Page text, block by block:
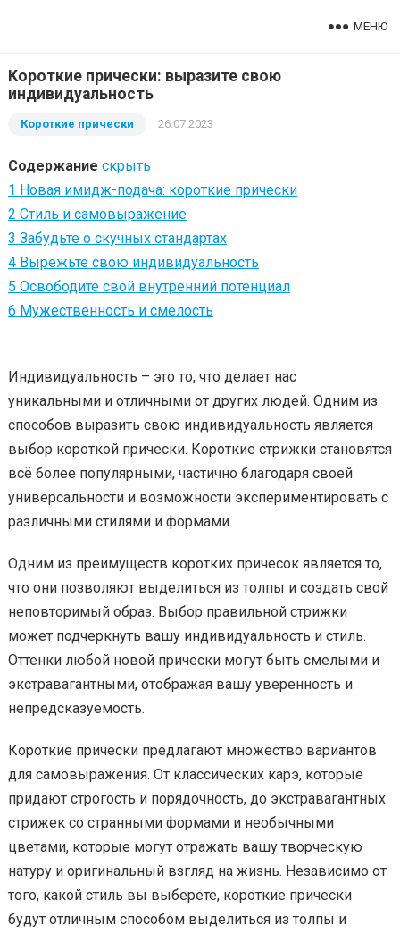
МЕНЮ
Короткие прически: выразите свою
индивидуальность
Короткие прически 26.07.2023
Содержание скрыть
1 Новая имидж-подача: короткие прически
2 Стиль и самовыражение
3 Забудьте о скучных стандартах
4 Вырежьте свою индивидуальность
5 Освободите свой внутренний потенциал
6 Мужественность и смелость
Индивидуальность – это то, что делает нас
уникальными и отличными от других людей. Одним из
способов выразить свою индивидуальность является
выбор короткой прически. Короткие стрижки становятся
всё более популярными, частично благодаря своей
универсальности и возможности экспериментировать с
различными стилями и формами.
Одним из преимуществ коротких причесок является то,
что они позволяют выделиться из толпы и создать свой
неповторимый образ. Выбор правильной стрижки
может подчеркнуть вашу индивидуальность и стиль.
Оттенки любой новой прически могут быть смелыми и
экстравагантными, отображая вашу уверенность и
непредсказуемость.
Короткие прически предлагают множество вариантов
для самовыражения. От классических карэ, которые
придают строгость и порядочность, до экстравагантных
стрижек со странными формами и необычными
цветами, которые могут отражать вашу творческую
натуру и оригинальный взгляд на жизнь. Независимо от
того, какой стиль вы выберете, короткие прически
будут отличным способом выделиться из толпы и